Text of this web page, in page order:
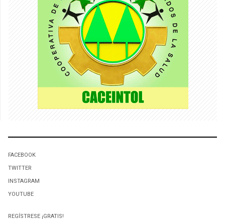
FACEBOOK
TWITTER
INSTAGRAM
YOUTUBE
REGÍSTRESE ¡GRATIS!